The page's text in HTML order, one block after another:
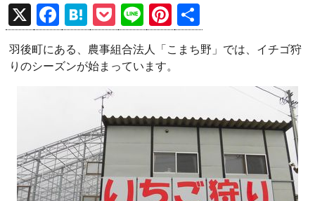
X
F
a
ce
k
H
at
e
a
P
o
ck
Li
n
e
Pi
nt
er
有
羽後町にある、農事組合法人「こまち野」では、イチゴ狩
りのシーズンが始まっています。